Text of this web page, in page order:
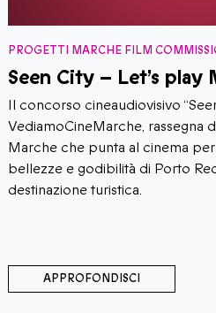
PROGETTI MARCHE FILM
Seen City – Let’s play
Il concorso cineaudiovisivo
VediamoCineMarche, rassegna
Marche che punta al cinema
bellezze e godibilità di Porto
destinazione turistica.
APPROFONDISCI